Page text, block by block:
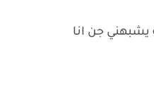
يشبهني جن انا